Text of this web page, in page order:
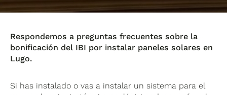
Respondemos a preguntas frecuentes sobre la
bonificación del IBI por instalar paneles solares en
Lugo.
Si has instalado o vas a instalar un sistema para el